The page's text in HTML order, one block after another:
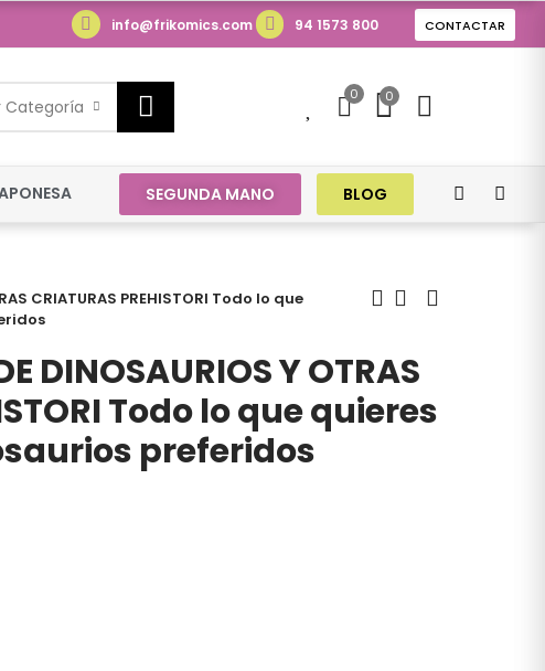
info@frikomics.com 94 1573 800 CONTACTAR
Categoría
0 0
SEGUNDA MANO BLOG
CRIATURAS PREHISTORI Todo lo que
DINOSAURIOS Y OTRAS
Todo lo que quieres
preferidos